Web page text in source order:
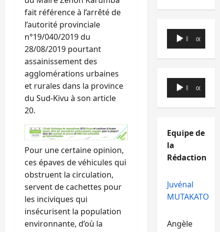
fait référence à l’arrêté de
l’autorité provinciale
n°19/040/2019 du
28/08/2019 pourtant
assainissement des
agglomérations urbaines
et rurales dans la province
du Sud-Kivu à son article
20.
Pour une certaine opinion,
ces épaves de véhicules qui
obstruent la circulation,
servent de cachettes pour
les inciviques qui
insécurisent la population
environnante, d’où la
Lecteur
audio
00:00 00:00
Lecteur
audio
00:00 00:00
Equipe de
la
Rédaction
Juvénal
MUTAKATO
Angèle